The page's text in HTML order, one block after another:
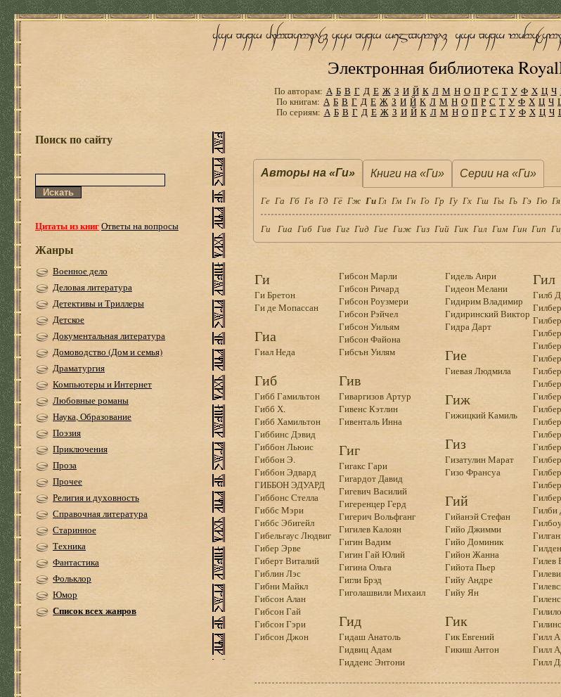
Электронная библиотека
По авторам: А Б В Г Д Е Ж З И Й К Л М Н О П Р С Т У Ф Х Ц Ч
По книгам: А Б В Г Д Е Ж З И Й К Л М Н О П Р С Т У Ф Х Ц Ч
По сериям: А Б В Г Д Е Ж З И Й К Л М Н О П Р С Т У Ф Х Ц Ч
Поиск по сайту
Цитаты из книгОтветы на вопросы
Жанры
Военное дело
Деловая литература
Детективы и Триллеры
Детское
Документальная литература
Домоводство (Дом и семья)
Драматургия
Компьютеры и Интернет
Любовные романы
Наука, Образование
Поэзия
Приключения
Проза
Прочее
Религия и духовность
Справочная литература
Старинное
Техника
Фантастика
Фольклор
Юмор
Список всех жанров
Авторы на «Ги» Книги на «Ги» Серии на «Ги»
Гe Га Гб Гв Гд Гё Гж ГиГл Гм Гн Го Гр Гу Гх Гш Гы Гь Гэ Гю Гя
Ги Гиа Гиб Гив Гиг Гид Гие Гиж Гиз Гий Гик Гил Гим Гин Гип
Ги
Ги Бретон
Ги де Мопассан
Гиа
Гиал Неда
Гиб
Гибб Гамильтон
Гибб Х.
Гибб Хамильтон
Гиббинс Дэвид
Гиббон Льюис
Гиббон Э.
Гиббон Эдвард
ГИББОН ЭДУАРД
Гиббонс Стелла
Гиббс Мэри
Гиббс Эбигейл
Гибельгаус Людвиг
Гибер Эрве
Гиберт Виталий
Гиблин Лэс
Гибни Майкл
Гибсон Алан
Гибсон Гай
Гибсон Гэри
Гибсон Джон
Гибсон Марли
Гибсон Ричард
Гибсон Роузмери
Гибсон Рэйчел
Гибсон Уильям
Гибсон Файона
Гибсън Уилям
Гив
Гиваргизов Артур
Гивенс Кэтлин
Гивенталь Инна
Гиг
Гигакс Гари
Гигардот Давид
Гигевич Василий
Гигеренцер Герд
Гигерич Вольфганг
Гигилев Калоян
Гигин Вадим
Гигин Гай Юлий
Гигина Ольга
Гигли Брэд
Гиголашвили Михаил
Гид
Гидаш Анатоль
Гидвиц Адам
Гидденс Энтони
Гидель Анри
Гидеон Мелани
Гидирим Владимир
Гидиринский Виктор
Гидра Дарт
Гие
Гиевая Людмила
Гиж
Гижицкий Камиль
Гиз
Гизатулин Марат
Гизо Франсуа
Гий
Гийанэй Стефан
Гийо Джимми
Гийо Доминик
Гийон Жанна
Гийота Пьер
Гийу Андре
Гийу Ян
Гик
Гик Евгений
Гикиш Антон
Гил
Гилб
Гилев
Гилл
Гилл
Гилл